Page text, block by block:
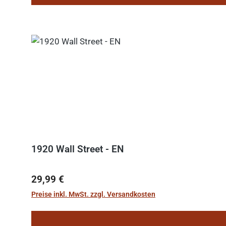
1920 Wall Street - EN
Regulärer Preis:
29,99 €
Preise inkl. MwSt. zzgl. Versandkosten